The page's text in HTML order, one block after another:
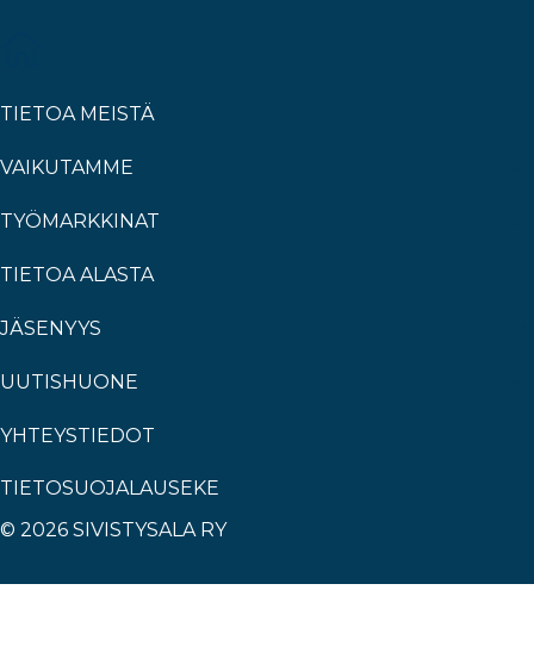
TIETOA MEISTÄ
VAIKUTAMME
TYÖMARKKINAT
TIETOA ALASTA
JÄSENYYS
UUTISHUONE
YHTEYSTIEDOT
TIETOSUOJALAUSEKE
© 2026 SIVISTYSALA RY